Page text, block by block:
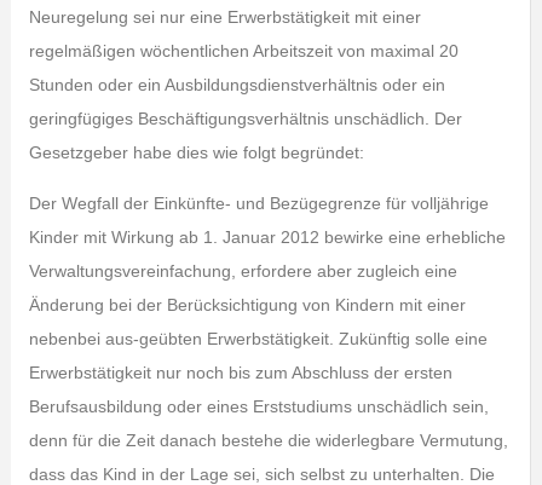
Neuregelung sei nur eine Erwerbstätigkeit mit einer
regelmäßigen wöchentlichen Arbeitszeit von maximal 20
Stunden oder ein Ausbildungsdienstverhältnis oder ein
geringfügiges Beschäftigungsverhältnis unschädlich. Der
Gesetzgeber habe dies wie folgt begründet:
Der Wegfall der Einkünfte- und Bezügegrenze für volljährige
Kinder mit Wirkung ab 1. Januar 2012 bewirke eine erhebliche
Verwaltungsvereinfachung, erfordere aber zugleich eine
Änderung bei der Berücksichtigung von Kindern mit einer
nebenbei aus-geübten Erwerbstätigkeit. Zukünftig solle eine
Erwerbstätigkeit nur noch bis zum Abschluss der ersten
Berufsausbildung oder eines Erststudiums unschädlich sein,
denn für die Zeit danach bestehe die widerlegbare Vermutung,
dass das Kind in der Lage sei, sich selbst zu unterhalten. Die